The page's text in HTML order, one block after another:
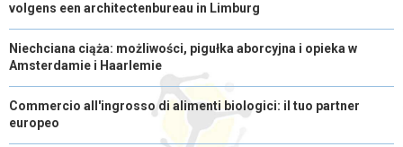
volgens een architectenbureau in Limburg
Niechciana ciąża: możliwości, pigułka aborcyjna i opieka w
Amsterdamie i Haarlemie
Commercio all'ingrosso di alimenti biologici: il tuo partner
europeo